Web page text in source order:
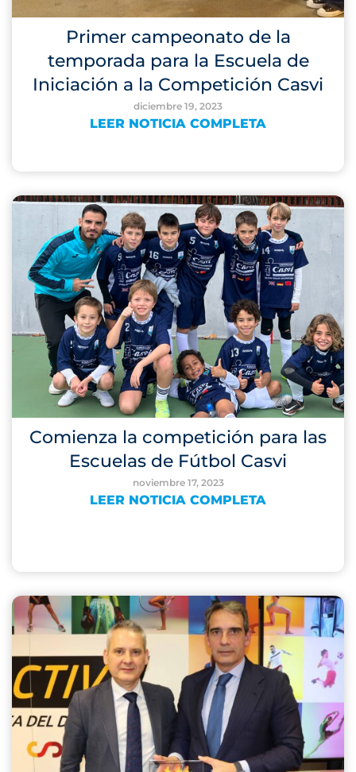
Primer campeonato de la
temporada para la Escuela de
Iniciación a la Competición Casvi
diciembre 19, 2023
LEER NOTICIA COMPLETA
Comienza la competición para las
Escuelas de Fútbol Casvi
noviembre 17, 2023
LEER NOTICIA COMPLETA